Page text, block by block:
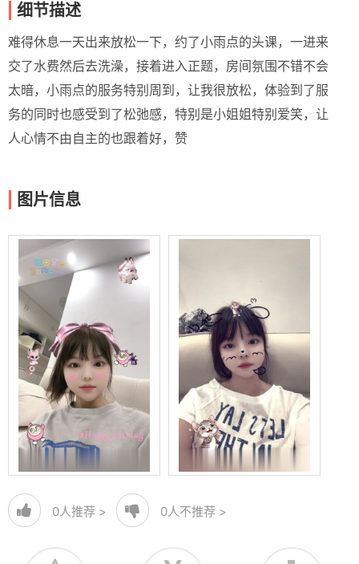
细节描述
难得休息一天出来放松一下，约了小雨点的头课，一进来
交了水费然后去洗澡，接着进入正题，房间氛围不错不会
太暗，小雨点的服务特别周到，让我很放松，体验到了服
务的同时也感受到了松弛感，特别是小姐姐特别爱笑，让
人心情不由自主的也跟着好，赞
图片信息
0人推荐 > 0人不推荐 >